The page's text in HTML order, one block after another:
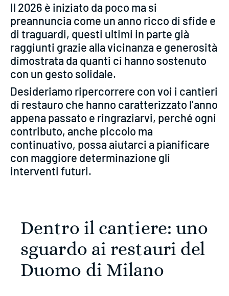
Il 2026 è iniziato da poco ma si
preannuncia come un anno ricco di sfide e
di traguardi, questi ultimi in parte già
raggiunti grazie alla vicinanza e generosità
dimostrata da quanti ci hanno sostenuto
con un gesto solidale.
Desideriamo ripercorrere con voi i cantieri
di restauro che hanno caratterizzato l’anno
appena passato e ringraziarvi, perché ogni
contributo, anche piccolo ma
continuativo, possa aiutarci a pianificare
con maggiore determinazione gli
interventi futuri.
Dentro il cantiere: uno
sguardo ai restauri del
Duomo di Milano